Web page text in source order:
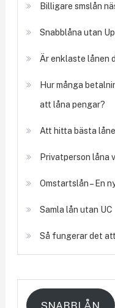
Billigare smslån
Snabblåna utan
Är enklaste lånen
Hur många
att låna pengar?
Att hitta bästa
Privatperson låna
Omstartslån – En
Samla lån utan UC
Så fungerar det
SNABBLÅN